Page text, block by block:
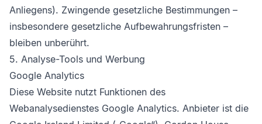
Anliegens). Zwingende gesetzliche Bestimmungen –
insbesondere gesetzliche Aufbewahrungsfristen –
bleiben unberührt.
5. Analyse-Tools und Werbung
Google Analytics
Diese Website nutzt Funktionen des
Webanalysedienstes Google Analytics. Anbieter ist die